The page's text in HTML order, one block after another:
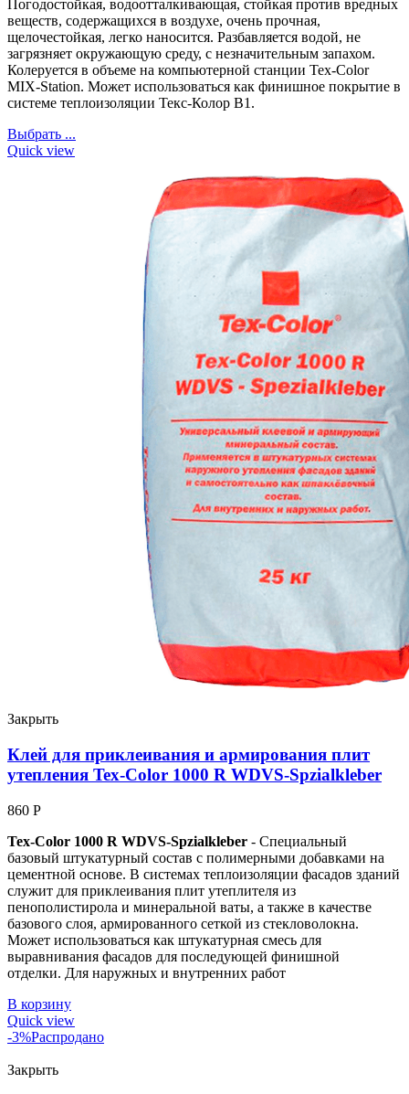
Погодостойкая, водоотталкивающая, стойкая против вредных
веществ, содержащихся в воздухе, очень прочная,
щелочестойкая, легко наносится. Разбавляется водой, не
загрязняет окружающую среду, с незначительным запахом.
Колеруется в объеме на компьютерной станции Tex-Color
MIX-Station. Может использоваться как финишное покрытие в
системе теплоизоляции Текс-Колор В1.
Выбрать ...
Quick view
Закрыть
Клей для приклеивания и армирования плит
утепления Tex-Color 1000 R WDVS-Spzialkleber
860 Р
Tex-Color 1000 R WDVS-Spzialkleber - Специальный
базовый штукатурный состав с полимерными добавками на
цементной основе. В системах теплоизоляции фасадов зданий
служит для приклеивания плит утеплителя из
пенополистирола и минеральной ваты, а также в качестве
базового слоя, армированного сеткой из стекловолокна.
Может использоваться как штукатурная смесь для
выравнивания фасадов для последующей финишной
отделки. Для наружных и внутренних работ
В корзину
Quick view
-3%Распродано
Закрыть